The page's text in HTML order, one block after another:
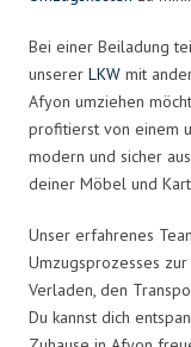
Bei einer Beiladung
unserer LKW mit
Afyon umziehen
profitierst von einem
modern und sicher
deiner Möbel und
Unser erfahrenes
Umzugsprozesses
Verladen, den
Du kannst dich